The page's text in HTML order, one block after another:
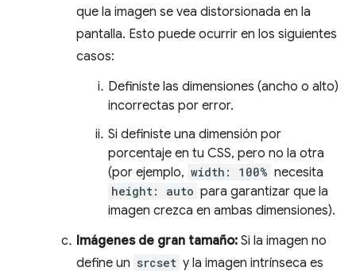
que la imagen se vea distorsionada en la
pantalla. Esto puede ocurrir en los siguientes
casos:
Definiste las dimensiones (ancho o alto)
incorrectas por error.
Si definiste una dimensión por
porcentaje en tu CSS, pero no la otra
(por ejemplo, width: 100% necesita
height: auto para garantizar que la
imagen crezca en ambas dimensiones).
Imágenes de gran tamaño: Si la imagen no
define un srcset y la imagen intrínseca es